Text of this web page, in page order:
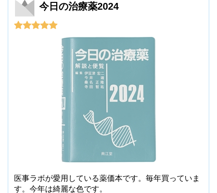
今日の治療薬2024
医事ラボが愛用している薬価本です。毎年買っていま
す。今年は綺麗な色です。